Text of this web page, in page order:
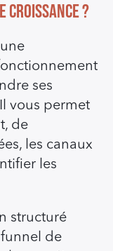
croissance ?
ses
vous permet
de
les canaux
les
structuré
de